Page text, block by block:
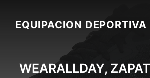
contentEQUIPACION DEPORTIVA
WEARALLDAY,